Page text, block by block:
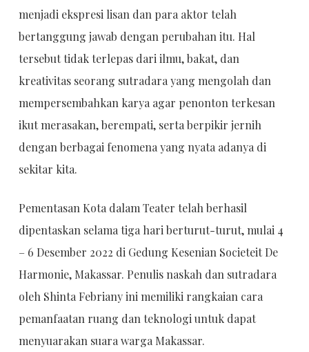
menjadi ekspresi lisan dan para aktor telah
bertanggung jawab dengan perubahan itu. Hal
tersebut tidak terlepas dari ilmu, bakat, dan
kreativitas seorang sutradara yang mengolah dan
mempersembahkan karya agar penonton terkesan
ikut merasakan, berempati, serta berpikir jernih
dengan berbagai fenomena yang nyata adanya di
sekitar kita.
Pementasan Kota dalam Teater telah berhasil
dipentaskan selama tiga hari berturut-turut, mulai 4
– 6 Desember 2022 di Gedung Kesenian Societeit De
Harmonie, Makassar. Penulis naskah dan sutradara
oleh Shinta Febriany ini memiliki rangkaian cara
pemanfaatan ruang dan teknologi untuk dapat
menyuarakan suara warga Makassar.